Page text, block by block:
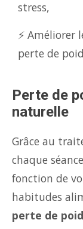
stress,
⚡
perte de
Perte de
naturelle
Grâce au
chaque
fonction de
habitudes
perte de